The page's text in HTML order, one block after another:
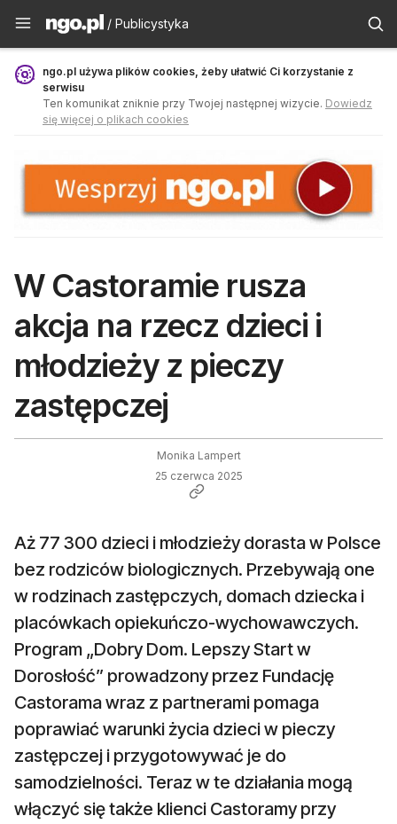
Publicystyka - ngo.pl
/ Publicystyka
ngo.pl używa plików cookies, żeby ułatwić Ci korzystanie z
serwisu
Ten komunikat zniknie przy Twojej następnej wizycie. Dowiedz
się więcej o plikach cookies
W Castoramie rusza
akcja na rzecz dzieci i
młodzieży z pieczy
zastępczej
Monika Lampert
25 czerwca 2025
Aż 77 300 dzieci i młodzieży dorasta w Polsce
bez rodziców biologicznych. Przebywają one
w rodzinach zastępczych, domach dziecka i
placówkach opiekuńczo-wychowawczych.
Program „Dobry Dom. Lepszy Start w
Dorosłość” prowadzony przez Fundację
Castorama wraz z partnerami pomaga
poprawiać warunki życia dzieci w pieczy
zastępczej i przygotowywać je do
samodzielności. Teraz w te działania mogą
włączyć się także klienci Castoramy przy